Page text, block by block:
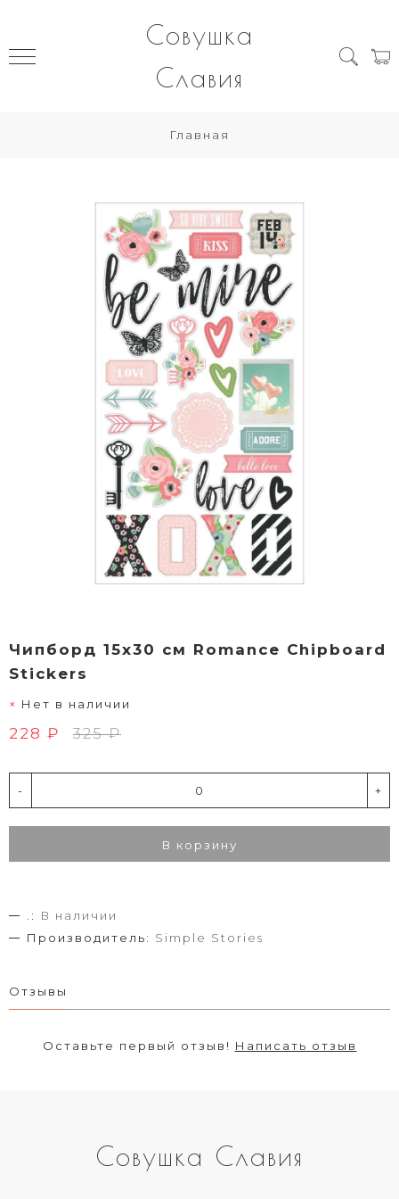
Совушка
Славия
Главная
Чипборд 15х30 см Romance Chipboard
Stickers
Нет в наличии
228 ₽ 325 ₽
- +
В корзину
.:
В наличии
Производитель: Simple Stories
Отзывы
Оставьте первый отзыв! Написать отзыв
Совушка Славия